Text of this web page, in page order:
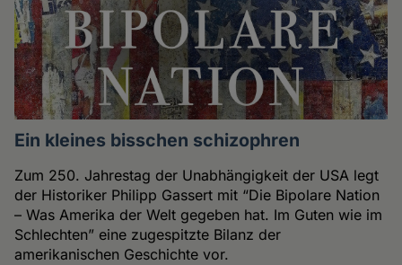
Ein kleines bisschen schizophren
Zum 250. Jahrestag der Unabhängigkeit der USA legt
der Historiker Philipp Gassert mit “Die Bipolare Nation
– Was Amerika der Welt gegeben hat. Im Guten wie im
Schlechten” eine zugespitzte Bilanz der
amerikanischen Geschichte vor.